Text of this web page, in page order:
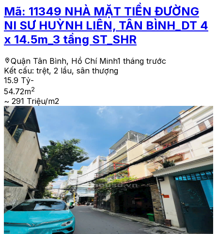
Mã: 11349 NHÀ MẶT TIỀN ĐƯỜNG
NI SƯ HUỲNH LIÊN, TÂN BÌNH_DT 4
x 14.5m_3 tầng ST_SHR
Quận Tân Bình, Hồ Chí Minh1 tháng trước
Kết cấu: trệt, 2 lầu, sân thượng
15.9 Tỷ-
54.72m2
~ 291 Triệu/m2